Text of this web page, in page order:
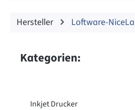
Hersteller Loftware-
Kategorien:
Inkjet Drucker